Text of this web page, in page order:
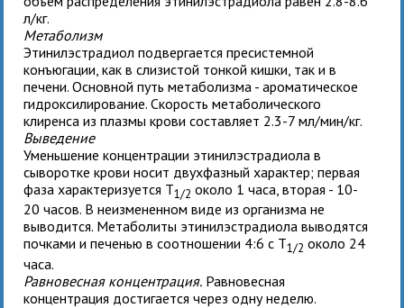
л/кг.
Метаболизм
Этинилэстрадиол подвергается пресистемной
конъюгации, как в слизистой тонкой кишки, так и в
печени. Основной путь метаболизма - ароматическое
гидроксилирование. Скорость метаболического
клиренса из плазмы крови составляет 2.3-7 мл/мин/кг.
Выведение
Уменьшение концентрации этинилэстрадиола в
сыворотке крови носит двухфазный характер; первая
фаза характеризуется T1/2около 1 часа, вторая - 10-
20 часов. В неизмененном виде из организма не
выводится. Метаболиты этинилэстрадиола выводятся
почками и печенью в соотношении 4:6 с T1/2около 24
часа.
Равновесная концентрация. Равновесная
концентрация достигается через одну неделю.